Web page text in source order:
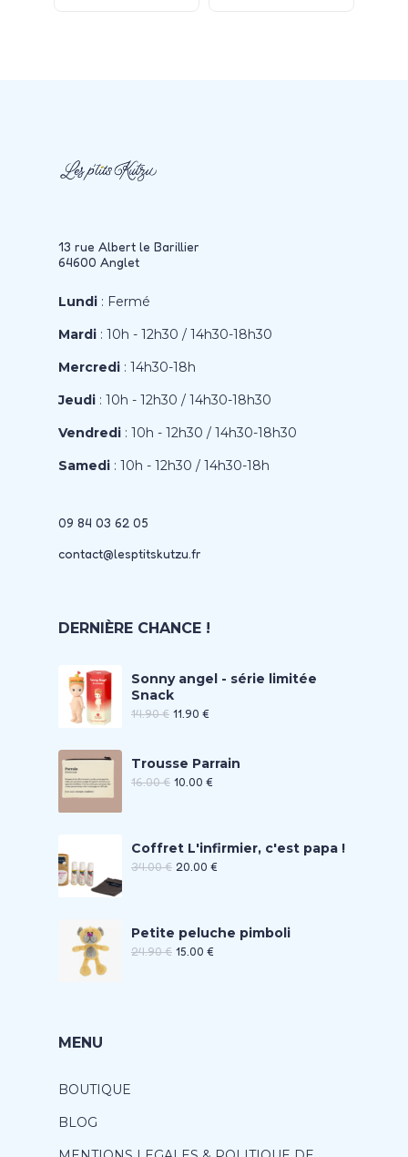
13 rue Albert le Barillier
64600 Anglet
Lundi : Fermé
Mardi : 10h - 12h30 / 14h30-18h30
Mercredi : 14h30-18h
Jeudi : 10h - 12h30 / 14h30-18h30
Vendredi : 10h - 12h30 / 14h30-18h30
Samedi : 10h - 12h30 / 14h30-18h
09 84 03 62 05
contact@lesptitskutzu.fr
DERNIÈRE CHANCE !
Sonny angel - série limitée
Snack
14.90€ 11.90 €
Trousse Parrain
16.00€ 10.00 €
Coffret L'infirmier, c'est papa !
34.00€ 20.00 €
Petite peluche pimboli
24.90€ 15.00 €
MENU
BOUTIQUE
BLOG